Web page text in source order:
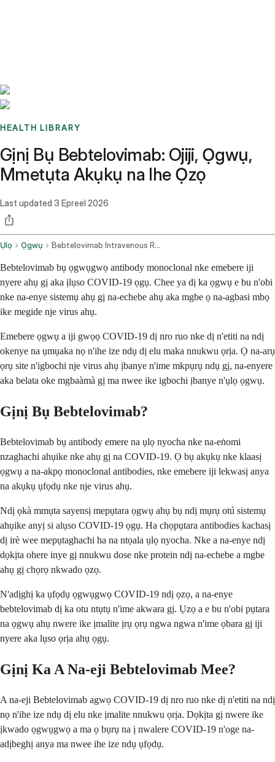
HEALTH LIBRARY
Gịnị Bụ Bebtelovimab: Ojiji, Ọgwụ,
Mmetụta Akụkụ na Ihe Ọzọ
Last updated 3 Epreel 2026
Ụlọ Ọgwụ Bebtelovimab Intravenous Route
Bebtelovimab bụ ọgwụgwọ antibody monoclonal nke emebere iji
nyere ahụ gị aka ịlụso COVID-19 ọgụ. Chee ya dị ka ọgwụ e bu n'obi
nke na-enye sistemụ ahụ gị na-echebe ahụ aka mgbe ọ na-agbasi mbọ
ike megide nje virus ahụ.
Emebere ọgwụ a iji gwọọ COVID-19 dị nro ruo nke dị n'etiti na ndị
okenye na ụmụaka nọ n'ihe ize ndụ dị elu maka nnukwu ọrịa. Ọ na-arụ
ọrụ site n'igbochi nje virus ahụ ịbanye n'ime mkpụrụ ndụ gị, na-enyere
aka belata oke mgbaàmà gị ma nwee ike igbochi ịbanye n'ụlọ ọgwụ.
Gịnị Bụ Bebtelovimab?
Bebtelovimab bụ antibody emere na ụlọ nyocha nke na-eṅomi
nzaghachi ahụike nke ahụ gị na COVID-19. Ọ bụ akụkụ nke klaasị
ọgwụ a na-akpọ monoclonal antibodies, nke emebere iji lekwasị anya
na akụkụ ụfọdụ nke nje virus ahụ.
Ndị ọkà mmụta sayensị mepụtara ọgwụ ahụ bụ ndị mụrụ otú sistemụ
ahụike anyị si alụso COVID-19 ọgụ. Ha chọpụtara antibodies kachasị
dị irè wee mepụtaghachi ha na ntọala ụlọ nyocha. Nke a na-enye ndị
dọkịta ohere inye gị nnukwu dose nke protein ndị na-echebe a mgbe
ahụ gị chọrọ nkwado ọzọ.
N'adịghị ka ụfọdụ ọgwụgwọ COVID-19 ndị ọzọ, a na-enye
bebtelovimab dị ka otu ntụtụ n'ime akwara gị. Ụzọ a e bu n'obi pụtara
na ọgwụ ahụ nwere ike ịmalite ịrụ ọrụ ngwa ngwa n'ime ọbara gị iji
nyere aka lụso ọrịa ahụ ọgụ.
Gịnị Ka A Na-eji Bebtelovimab Mee?
A na-eji Bebtelovimab agwọ COVID-19 dị nro ruo nke dị n'etiti na ndị
nọ n'ihe ize ndụ dị elu nke ịmalite nnukwu ọrịa. Dọkịta gị nwere ike
ịkwado ọgwụgwọ a ma ọ bụrụ na ị nwalere COVID-19 n'oge na-
adịbeghị anya ma nwee ihe ize ndụ ụfọdụ.